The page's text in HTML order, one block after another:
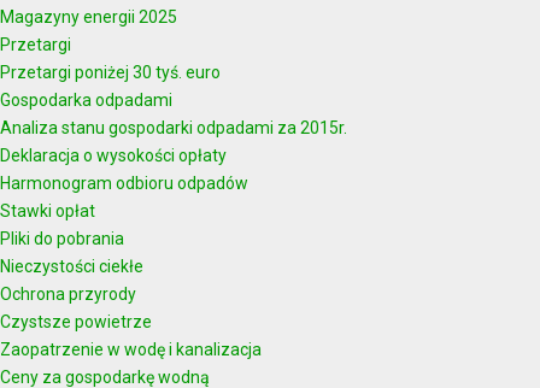
Magazyny energii 2025
Przetargi
Przetargi poniżej 30 tyś. euro
Gospodarka odpadami
Analiza stanu gospodarki odpadami za 2015r.
Deklaracja o wysokości opłaty
Harmonogram odbioru odpadów
Stawki opłat
Pliki do pobrania
Nieczystości ciekłe
Ochrona przyrody
Czystsze powietrze
Zaopatrzenie w wodę i kanalizacja
Ceny za gospodarkę wodną